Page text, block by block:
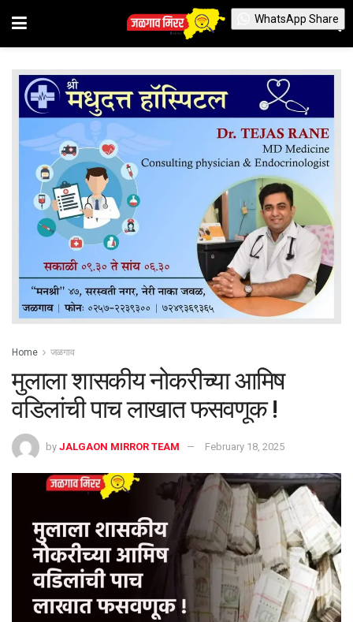
Home जळगाव
मुलाला शासकीय नोकरीच्या आमिष
वडिलांची पाच लाखात फसवणूक !
by JALGAON MIRROR TEAM February 18, 2025
WhatsApp Share